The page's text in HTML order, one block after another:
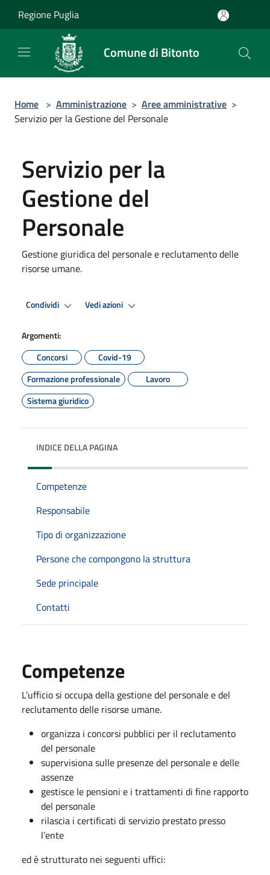
Regione Puglia
Comune di Bitonto
Home > Amministrazione > Aree amministrative >
Servizio per la Gestione del Personale
Servizio per la
Gestione del
Personale
Gestione giuridica del personale e reclutamento delle
risorse umane.
Condividi Vedi azioni
Argomenti:
Concorsi
Covid-19
Formazione professionale
Lavoro
Sistema giuridico
INDICE DELLA PAGINA
Competenze
Responsabile
Tipo di organizzazione
Persone che compongono la struttura
Sede principale
Contatti
Competenze
L’ufficio si occupa della gestione del personale e del
reclutamento delle risorse umane.
organizza i concorsi pubblici per il reclutamento
del personale
supervisiona sulle presenze del personale e delle
assenze
gestisce le pensioni e i trattamenti di fine rapporto
del personale
rilascia i certificati di servizio prestato presso
l’ente
ed è strutturato nei seguenti uffici: